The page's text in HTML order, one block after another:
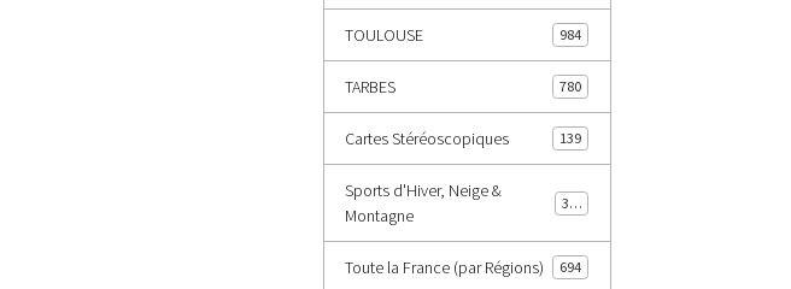
TOULOUSE 984
TARBES 780
Cartes Stéréoscopiques 139
Sports d'Hiver, Neige &
Montagne
343
Toute la France (par Régions) 694